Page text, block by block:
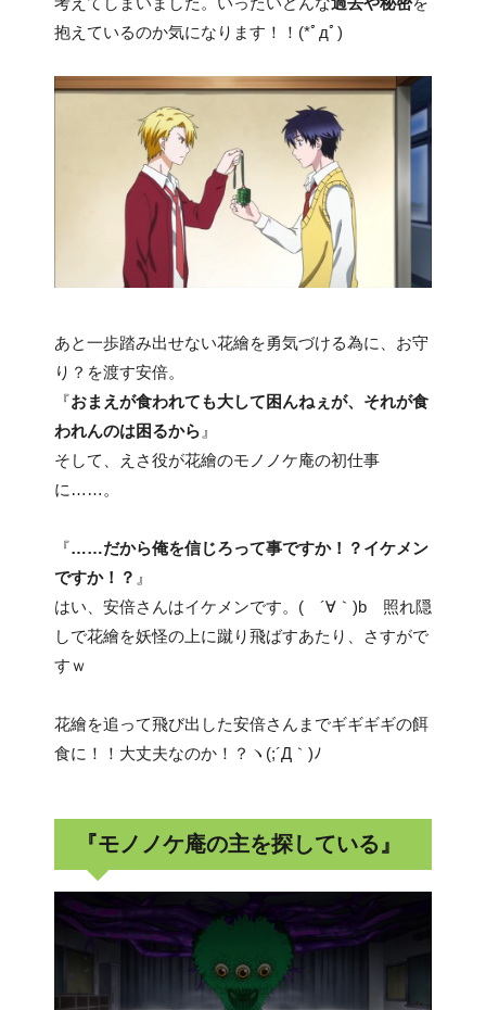
抱えているのか気になります！！(*ﾟдﾟ)
あと一歩踏み出せない花繪を勇気づける為に、お守
り？を渡す安倍。
『おまえが食われても大して困んねぇが、それが食
われんのは困るから 』
そして、えさ役が花繪のモノノケ庵の初仕事
に……。
『……だから俺を信じろって事ですか！？イケメン
ですか！？ 』
はい、安倍さんはイケメンです。( ´∀｀)b 照れ隠
しで花繪を妖怪の上に蹴り飛ばすあたり、さすがで
すｗ
花繪を追って飛び出した安倍さんまでギギギギの餌
食に！！大丈夫なのか！？ヽ(;´Д｀)ﾉ
『モノノケ庵の主を探している』